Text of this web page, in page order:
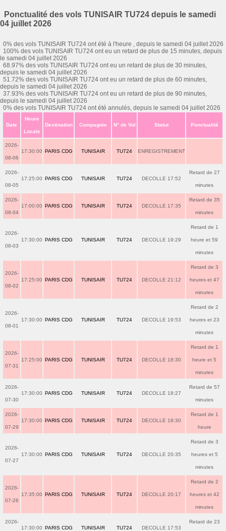
Ponctualité des vols TUNISAIR TU724 depuis le samedi
04 juillet 2026
0% des vols TUNISAIR TU724 ont été à l'heure , depuis le samedi 04 juillet 2026
100% des vols TUNISAIR TU724 ont eu un retard de plus de 15 minutes, depuis
le samedi 04 juillet 2026
68.97% des vols TUNISAIR TU724 ont eu un retard de plus de 30 minutes,
depuis le samedi 04 juillet 2026
51.72% des vols TUNISAIR TU724 ont eu un retard de plus de 60 minutes,
depuis le samedi 04 juillet 2026
37.93% des vols TUNISAIR TU724 ont eu un retard de plus de 90 minutes,
depuis le samedi 04 juillet 2026
0% des vols TUNISAIR TU724 ont été annulés, depuis le samedi 04 juillet 2026
Date
Heure
Locale
Destination Compagnie N° de Vol Statut Ponctualité
2026-
08-06
17:30:00 PARIS CDG TUNISAIR TU724 ENREGISTREMENT
2026-
08-05
17:25:00 PARIS CDG TUNISAIR TU724 DECOLLE 17:52
Retard de 27
minutes
2026-
08-04
17:00:00 PARIS CDG TUNISAIR TU724 DECOLLE 17:35
Retard de 35
minutes
2026-
08-03
17:30:00 PARIS CDG TUNISAIR TU724 DECOLLE 19:29
Retard de 1
heure et 59
minutes
2026-
08-02
17:25:00 PARIS CDG TUNISAIR TU724 DECOLLE 21:12
Retard de 3
heures et 47
minutes
2026-
08-01
17:30:00 PARIS CDG TUNISAIR TU724 DECOLLE 19:53
Retard de 2
heures et 23
minutes
2026-
07-31
17:25:00 PARIS CDG TUNISAIR TU724 DECOLLE 18:30
Retard de 1
heure et 5
minutes
2026-
07-30
17:30:00 PARIS CDG TUNISAIR TU724 DECOLLE 18:27
Retard de 57
minutes
2026-
07-29
17:30:00 PARIS CDG TUNISAIR TU724 DECOLLE 18:30
Retard de 1
heure
2026-
07-27
17:30:00 PARIS CDG TUNISAIR TU724 DECOLLE 20:35
Retard de 3
heures et 5
minutes
2026-
07-26
17:35:00 PARIS CDG TUNISAIR TU724 DECOLLE 20:17
Retard de 2
heures et 42
minutes
2026-
17:30:00 PARIS CDG TUNISAIR TU724 DECOLLE 17:53
Retard de 23